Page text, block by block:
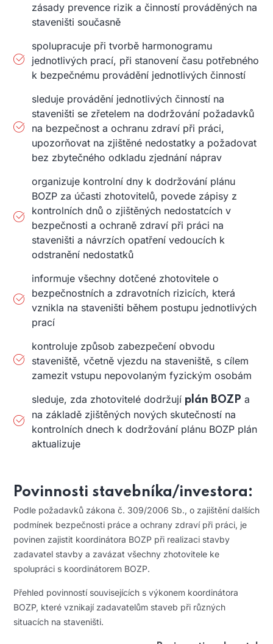
zásady prevence rizik a činností prováděných na
staveništi současně
spolupracuje při tvorbě harmonogramu
jednotlivých prací, při stanovení času potřebného
k bezpečnému provádění jednotlivých činností
sleduje provádění jednotlivých činností na
staveništi se zřetelem na dodržování požadavků
na bezpečnost a ochranu zdraví při práci,
upozorňovat na zjištěné nedostatky a požadovat
bez zbytečného odkladu zjednání náprav
organizuje kontrolní dny k dodržování plánu
BOZP za účasti zhotovitelů, povede zápisy z
kontrolních dnů o zjištěných nedostatcích v
bezpečnosti a ochraně zdraví při práci na
staveništi a návrzích opatření vedoucích k
odstranění nedostatků
informuje všechny dotčené zhotovitele o
bezpečnostních a zdravotních rizicích, která
vznikla na staveništi během postupu jednotlivých
prací
kontroluje způsob zabezpečení obvodu
staveniště, včetně vjezdu na staveniště, s cílem
zamezit vstupu nepovolaným fyzickým osobám
sleduje, zda zhotovitelé dodržují plán BOZP a
na základě zjištěných nových skutečností na
kontrolních dnech k dodržování plánu BOZP plán
aktualizuje
Povinnosti stavebníka/investora:
Podle požadavků zákona č. 309/2006 Sb., o zajištění dalších
podmínek bezpečnosti práce a ochrany zdraví při práci, je
povinen zajistit koordinátora BOZP při realizaci stavby
zadavatel stavby a zavázat všechny zhotovitele ke
spolupráci s koordinátorem BOZP.
Přehled povinností souvisejících s výkonem koordinátora
BOZP, které vznikají zadavatelům staveb při různých
situacích na staveništi.